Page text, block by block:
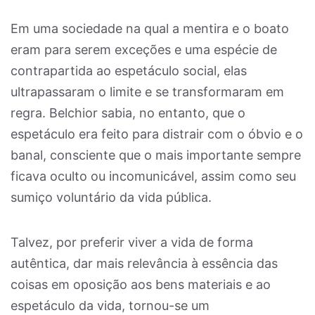
Em uma sociedade na qual a mentira e o boato
eram para serem exceções e uma espécie de
contrapartida ao espetáculo social, elas
ultrapassaram o limite e se transformaram em
regra. Belchior sabia, no entanto, que o
espetáculo era feito para distrair com o óbvio e o
banal, consciente que o mais importante sempre
ficava oculto ou incomunicável, assim como seu
sumiço voluntário da vida pública.
Talvez, por preferir viver a vida de forma
autêntica, dar mais relevância à essência das
coisas em oposição aos bens materiais e ao
espetáculo da vida, tornou-se um